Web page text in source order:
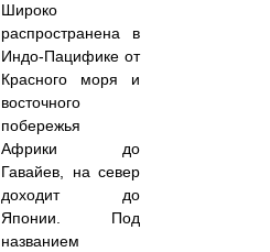
Широко
распространена в
Индо-Пацифике от
Красного моря и
восточного
побережья
Африки до
Гавайев, на север
доходит до
Японии. Под
названием